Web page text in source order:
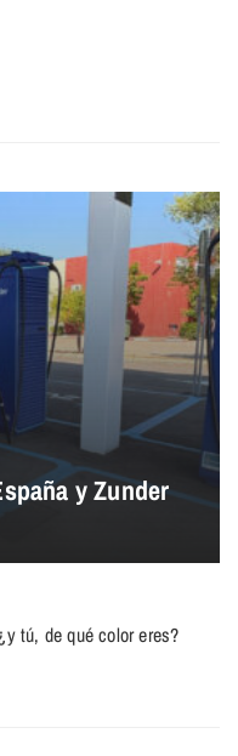
y Zunder
tú, de qué color eres?